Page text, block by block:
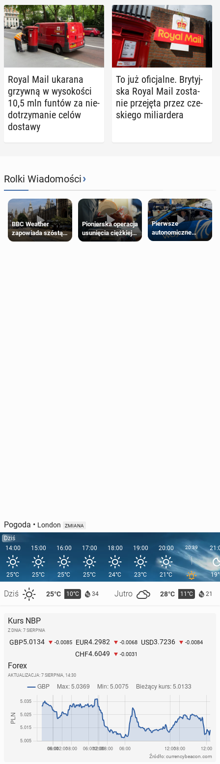
Royal Mail ukarana
grzywną w wy­so­ko­ści
10,5 mln funtów za nie­
do­trzy­ma­nie celów
dostawy
To już ofi­cjal­ne. Bry­tyj­
ska Royal Mail zo­sta­
nie prze­ję­ta przez cze­
skie­go mi­liar­de­ra
Rolki Wiadomości›
BBC Weather
zapowiada szóstą
falę upałów w
Pionierska operacja
usunięcia ciężkiej
wady wrodzonej
Pierwsze
autonomiczne
Ubery pojawią się
Pogoda • London ZMIANA
Dziś
14:00
25°C
Dziś 25°C 10°C 34 Jutro 28°C 11°C 21
15:00
25°C
16:00
25°C
17:00
25°C
18:00
24°C
19:00
23°C
20:00
21°C
20:39
Kurs NBP
Z DNIA: 7 SIERPNIA
GBP5.0134 -0.0085 EUR4.2982 -0.0068 USD3.7236 -0.0084
CHF4.6049 -0.0031
Forex
AKTUALIZACJA: 7 SIERPNIA, 14:30
Źródło: currencybeacon.com